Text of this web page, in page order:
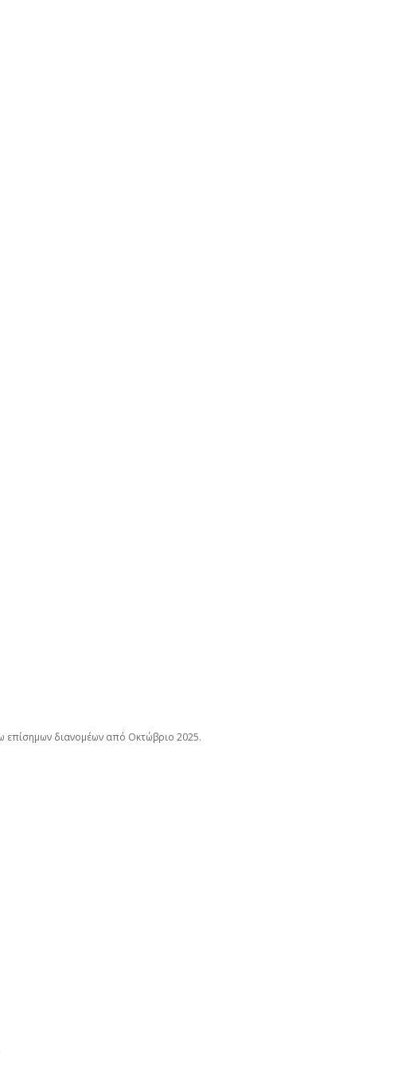
επίσημων διανομέων από Οκτώβριο 2025.